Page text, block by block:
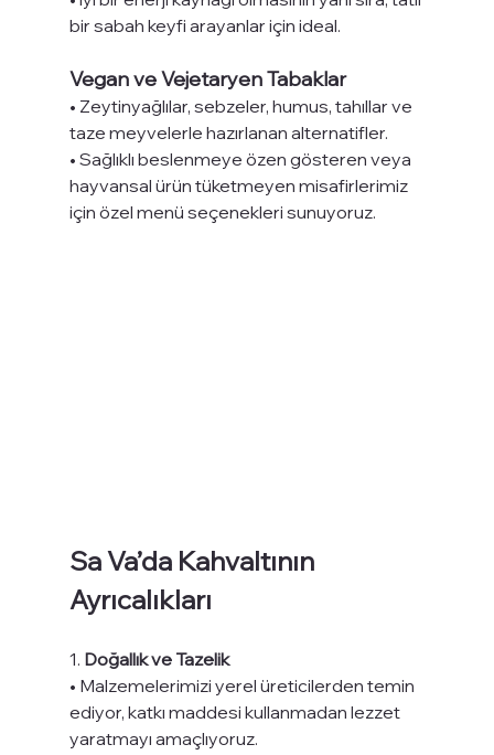
bir sabah keyfi arayanlar için ideal.
Vegan ve Vejetaryen Tabaklar
• Zeytinyağlılar, sebzeler, humus, tahıllar ve
taze meyvelerle hazırlanan alternatifler.
• Sağlıklı beslenmeye özen gösteren veya
hayvansal ürün tüketmeyen misafirlerimiz
için özel menü seçenekleri sunuyoruz.
Sa Va’da Kahvaltının
Ayrıcalıkları
1. Doğallık ve Tazelik
• Malzemelerimizi yerel üreticilerden temin
ediyor, katkı maddesi kullanmadan lezzet
yaratmayı amaçlıyoruz.